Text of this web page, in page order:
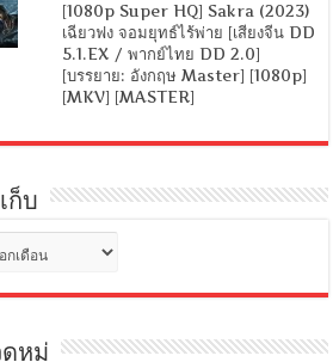
[1080p Super HQ] Sakra (2023)
เฉียวฟง จอมยุทธ์ไร้พ่าย [เสียงจีน DD
5.1.EX / พากย์ไทย DD 2.0]
[บรรยาย: อังกฤษ Master] [1080p]
[MKV] [MASTER]
ก็บ
หมู่